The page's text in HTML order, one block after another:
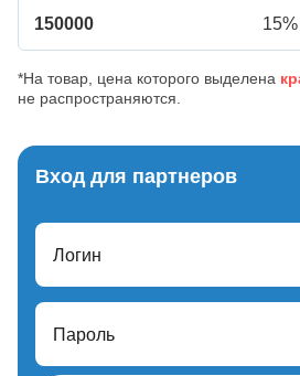
150000 15%
*На товар, цена которого выделена
не распространяются.
Вход для партнеров
Логин
Пароль